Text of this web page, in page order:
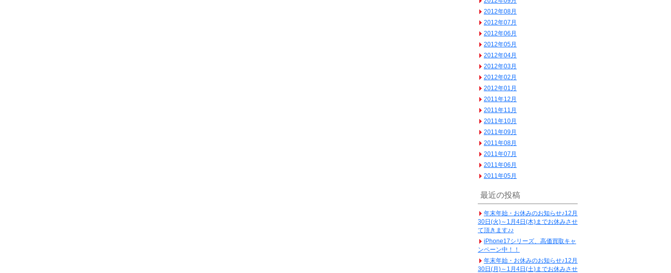
2012年08月
2012年07月
2012年06月
2012年05月
2012年04月
2012年03月
2012年02月
2012年01月
2011年12月
2011年11月
2011年10月
2011年09月
2011年08月
2011年07月
2011年06月
2011年05月
最近の投稿
年末年始・お休みのお知らせ♪12月
30日(火)～1月4日(木)までお休みさせ
て頂きます♪♪
iPhone17シリーズ、高価買取キャ
ンペーン中！！
年末年始・お休みのお知らせ♪12月
30日(月)～1月4日(土)までお休みさせ